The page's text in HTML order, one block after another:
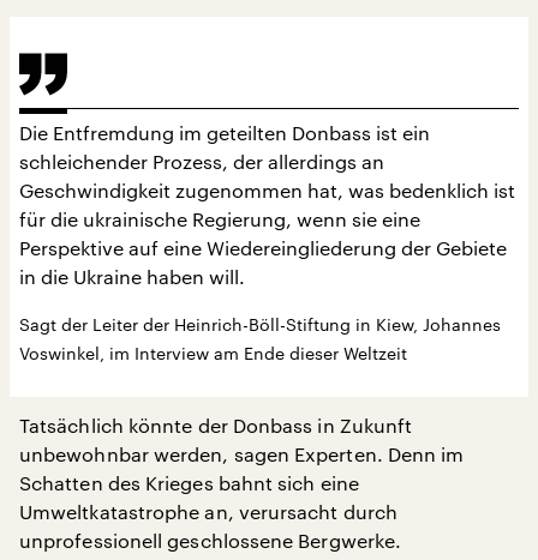
Die Entfremdung im geteilten Donbass ist ein
schleichender Prozess, der allerdings an
Geschwindigkeit zugenommen hat, was bedenklich ist
für die ukrainische Regierung, wenn sie eine
Perspektive auf eine Wiedereingliederung der Gebiete
in die Ukraine haben will.
Sagt der Leiter der Heinrich-Böll-Stiftung in Kiew, Johannes
Voswinkel, im Interview am Ende dieser Weltzeit
Tatsächlich könnte der Donbass in Zukunft
unbewohnbar werden, sagen Experten. Denn im
Schatten des Krieges bahnt sich eine
Umweltkatastrophe an, verursacht durch
unprofessionell geschlossene Bergwerke.